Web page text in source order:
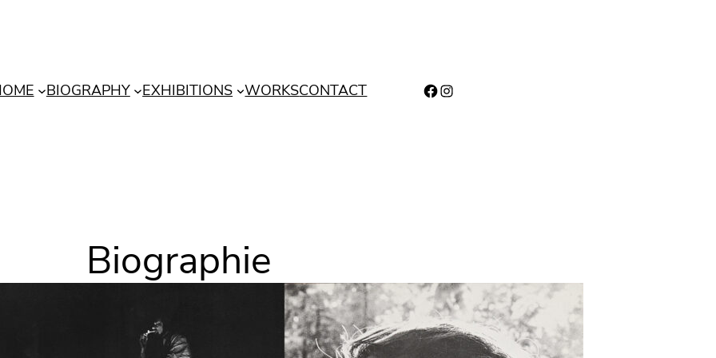
BIOGRAPHY EXHIBITIONS WORKSCONTACT Facebook Instagram
Biographie